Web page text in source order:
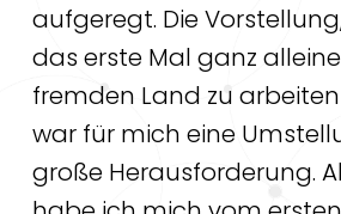
aufgeregt. Die
das erste Mal ganz
fremden Land zu
war für mich eine
große Herausforderung.